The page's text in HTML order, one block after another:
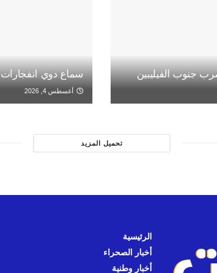
سماع دوي
أغسطس 4, 2026
تحميل المزيد
الرئيسية
أخبار الصحراء
أخبار وطنية